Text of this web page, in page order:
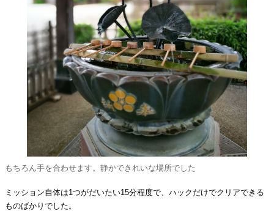
もちろん手を合わせます。静かできれいな場所でした
ミッション自体は1つがだいたい15分程度で、ハックだけでクリアできる
ものばかりでした。